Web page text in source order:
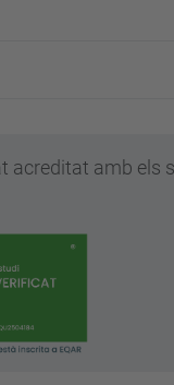
acreditat amb els